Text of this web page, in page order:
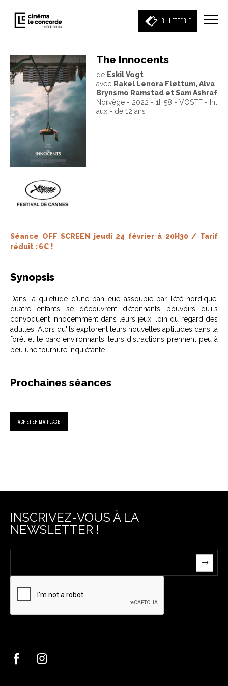
BILLETTERIE
Entrez votre mot clé
(film, réalisateur, acteur, événement)
The Innocents
de Eskil Vogt
avec Rakel Lenora Fløttum, Alva
Brynsmo Ramstad et Sam Ashraf
Norvège - 2022 - 1H58 - VOSTF - Int
aux - de 12 ans
Séance OFF SCREEN jeudi 24 février à 20H30 / Tarif
réduit : 6€ !
Synopsis
Dans la quiétude d’une banlieue assoupie par l’été nordique,
quatre enfants se découvrent d’étonnants pouvoirs qu’ils
convoquent innocemment dans leurs jeux, loin du regard des
adultes. Alors qu'ils explorent leurs nouvelles aptitudes dans la
forêt et le parc environnants, leurs distractions prennent peu à
peu une tournure inquiétante.
Prochaines séances
ACHETER MA PLACE
INSCRIVEZ-VOUS À LA
NEWSLETTER !